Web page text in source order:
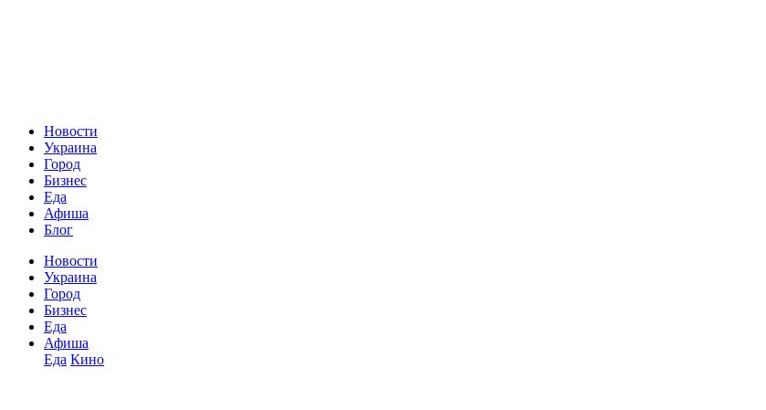
Новости
Украина
Город
Бизнес
Еда
Афиша
Блог
Новости
Украина
Город
Бизнес
Еда
Афиша
Еда Кино